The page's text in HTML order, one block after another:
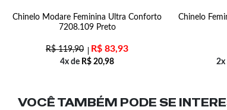
Chinelo Modare Feminina Ultra Conforto
7208.109 Preto
R$119,90 R$ 83,93
4x de R$ 20,98
Chinelo
2x
VOCÊ TAMBÉM PODE SE